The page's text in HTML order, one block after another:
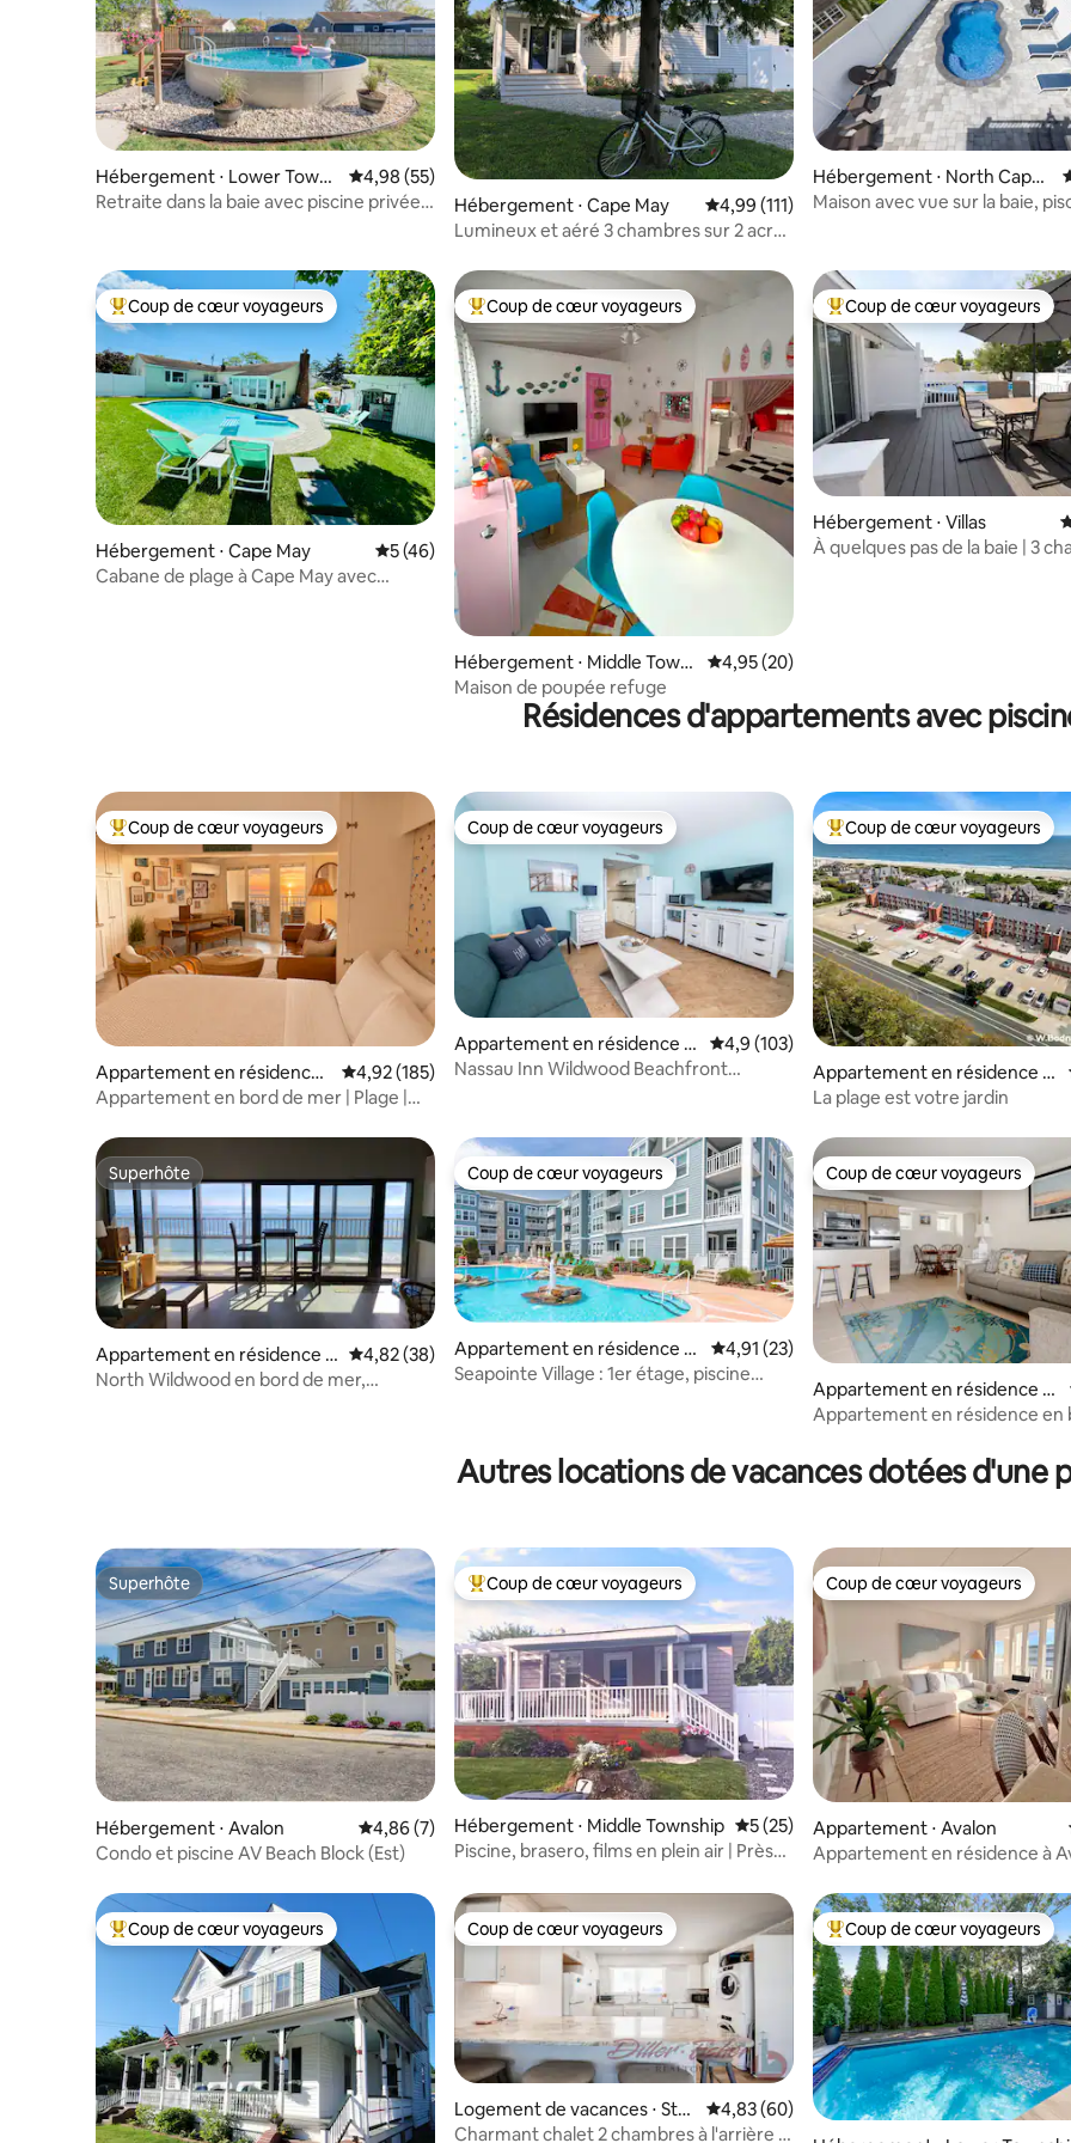
Hébergement ⋅ Lower Towns
hip
Évaluation moyenne sur la base de 55 commentaires : 4,98 sur 5
4,98 (55)
Retraite dans la baie avec piscine privée
Hébergement ⋅ Cape May Évaluation moyenne sur la base de 111
4,99 (111)
Lumineux et aéré 3 chambres sur 2 acres
Hébergement ⋅ North Cape
May
Maison avec vue sur la baie,
Coups de cœur voyageurs les plus appréciés
Coup de cœur voyageurs
Hébergement ⋅ Cape May Évaluation moyenne sur la base de 46 commentaires : 5 sur 5
5 (46)
Cabane de plage à Cape May avec
Coups de cœur voyageurs les plus appréciés
Coup de cœur voyageurs
Hébergement ⋅ Middle Town
ship
Évaluation moyenne sur la base de 20
4,95 (20)
Maison de poupée refuge
Coups de cœur voyageurs les
Coup de cœur voyageurs
Hébergement ⋅ Villas
À quelques pas de la baie | 3
Résidences d'appartements avec
Coups de cœur voyageurs les plus appréciés
Coup de cœur voyageurs
Appartement en résidence ⋅
Wildwood Crest
Évaluation moyenne sur la base de 185 commentaires : 4,92 sur 5
4,92 (185)
Appartement en bord de mer | Plage |
Coup de cœur voyageurs
Coup de cœur voyageurs
Appartement en résidence ⋅
Wildwood Crest
Évaluation moyenne sur la base de 103
4,9 (103)
Nassau Inn Wildwood Beachfront
Coups de cœur voyageurs les
Coup de cœur voyageurs
Appartement en résidence ⋅
Cape May
La plage est votre jardin
Superhôte
Superhôte
Appartement en résidence ⋅
North Wildwood
Évaluation moyenne sur la base de 38 commentaires : 4,82 sur 5
4,82 (38)
North Wildwood en bord de mer,
Coup de cœur voyageurs
Coup de cœur voyageurs
Appartement en résidence ⋅
Wildwood Crest
Évaluation moyenne sur la base de 23
4,91 (23)
Seapointe Village : 1er étage, piscine
Coup de cœur voyageurs
Coup de cœur voyageurs
Appartement en résidence ⋅
Cape May
Appartement en résidence en
sans marches
Autres locations de vacances dotées d'une
Superhôte
Superhôte
Hébergement ⋅ Avalon Évaluation moyenne sur la base de 7 commentaires : 4,86 sur 5
4,86 (7)
Condo et piscine AV Beach Block (Est)
Coups de cœur voyageurs les plus appréciés
Coup de cœur voyageurs
Hébergement ⋅ Middle Township Évaluation moyenne sur la base de 25
5 (25)
Piscine, brasero, films en plein air | Près
Coup de cœur voyageurs
Coup de cœur voyageurs
Appartement ⋅ Avalon
Appartement en résidence à
Coups de cœur voyageurs les plus appréciés
Coup de cœur voyageurs Coup de cœur voyageurs
Coup de cœur voyageurs
Logement de vacances ⋅ Sto
ne Harbor
Évaluation moyenne sur la base de 60
4,83 (60)
Charmant chalet 2 chambres à l'arrière !
Coups de cœur voyageurs les
Coup de cœur voyageurs